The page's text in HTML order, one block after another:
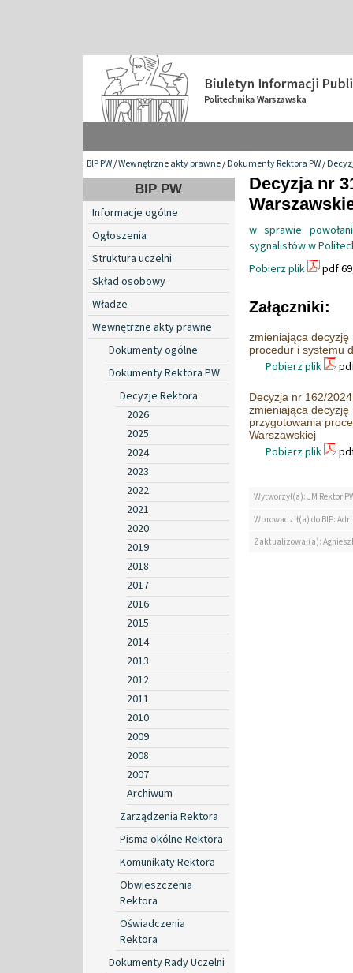
BIP PW/Wewnętrzne akty prawne/Dokumenty Rektora PW/
BIP PW
Informacje ogólne
Ogłoszenia
Struktura uczelni
Skład osobowy
Władze
Wewnętrzne akty prawne
Dokumenty ogólne
Dokumenty Rektora PW
Decyzje Rektora
2026
2025
2024
2023
2022
2021
2020
2019
2018
2017
2016
2015
2014
2013
2012
2011
2010
2009
2008
2007
Archiwum
Zarządzenia Rektora
Pisma okólne Rektora
Komunikaty Rektora
Obwieszczenia
Rektora
Oświadczenia
Rektora
Dokumenty Rady Uczelni
Decyzja nr
w sprawie
sygnalistów w
Pobierz plik
pdf
Załączniki:
zmieniająca decyzję
procedur i systemu
Pobierz plik
Decyzja nr 162/
zmieniająca decyzję
przygotowania
Warszawskiej
Pobierz plik
Wytworzył(a): JM Rektor
Wprowadził(a) do BIP:
Zaktualizował(a):